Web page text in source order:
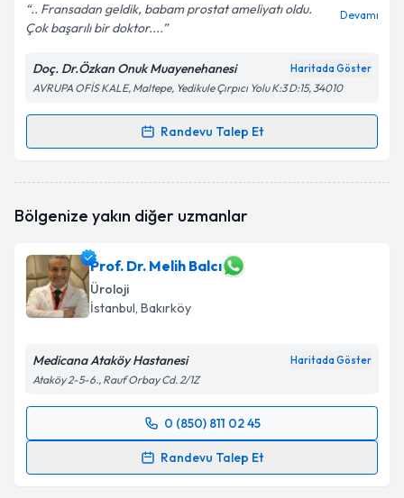
.. Fransadan geldik, babam prostat ameliyatı oldu.
Çok başarılı bir doktor....
Devamı
Doç. Dr.Özkan Onuk Muayenehanesi Haritada Göster
AVRUPA OFİS KALE, Maltepe, Yedikule Çırpıcı Yolu K:3 D:15, 34010
Randevu Talep Et
Randevu Takvimi Talebi
oluşturun. Size bu uzmandan randevu almanız için bir
E-posta Adresiniz
Kişisel verilerimin işlenmesine ilişkin
Aydınlatma
Metni'ni okudum ve kişisel verilerimin belirtilen
Takvim Talebini Gönder
Bölgenize yakın diğer uzmanlar
Prof. Dr. Melih Balcı
Üroloji
İstanbul, Bakırköy
Medicana Ataköy Hastanesi Haritada Göster
Ataköy 2-5-6., Rauf Orbay Cd. 2/1Z
0 (850) 811 02 45
Randevu Talep Et
Randevu Takvimi Talebi